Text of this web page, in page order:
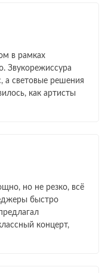
в рамках
Звукорежиссура
а световые решения
как артисты
но не резко, всё
быстро
концерт,